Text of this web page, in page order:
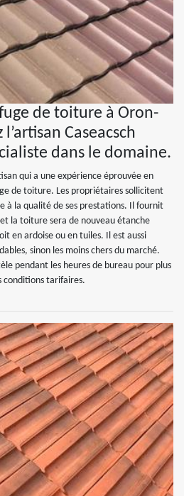
de toiture à Oron-
Caseacsch
dans le domaine.
qui a une expérience éprouvée en
de toiture. Les propriétaires sollicitent
à la qualité de ses prestations. Il fournit
la toiture sera de nouveau étanche
en ardoise ou en tuiles. Il est aussi
sinon les moins chers du marché.
pendant les heures de bureau pour plus
conditions tarifaires.